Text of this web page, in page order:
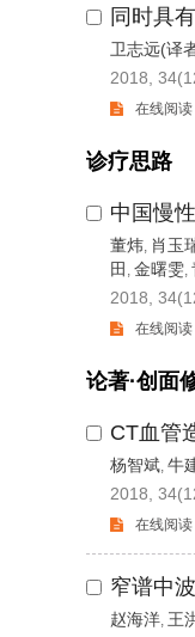
同时具
卫志远(译
2018,
在线阅读
诊疗思路
中国慢
董炜, 肖玉
田 , 金曙雯,
2018,
在线阅读
论著·创面
CT血管
杨智斌, 牛
2018,
在线阅读
窄谱中
赵海洋, 王